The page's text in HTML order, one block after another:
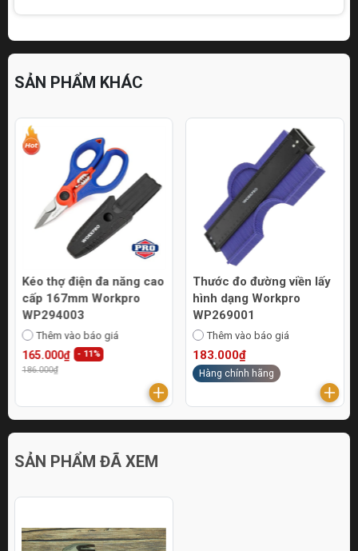
SẢN PHẨM KHÁC
Kéo thợ điện đa năng cao
cấp 167mm Workpro
WP294003
Thêm vào báo giá
165.000₫
186.000₫
- 11%
Thước đo đường viền lấy
hình dạng Workpro
WP269001
Thêm vào báo giá
183.000₫
Hàng chính hãng
SẢN PHẨM ĐÃ XEM